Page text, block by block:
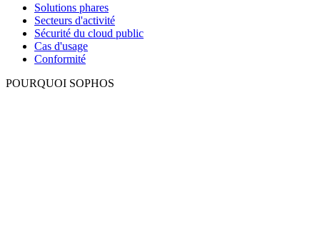
Solutions phares
Secteurs d'activité
Sécurité du cloud public
Cas d'usage
Conformité
POURQUOI SOPHOS